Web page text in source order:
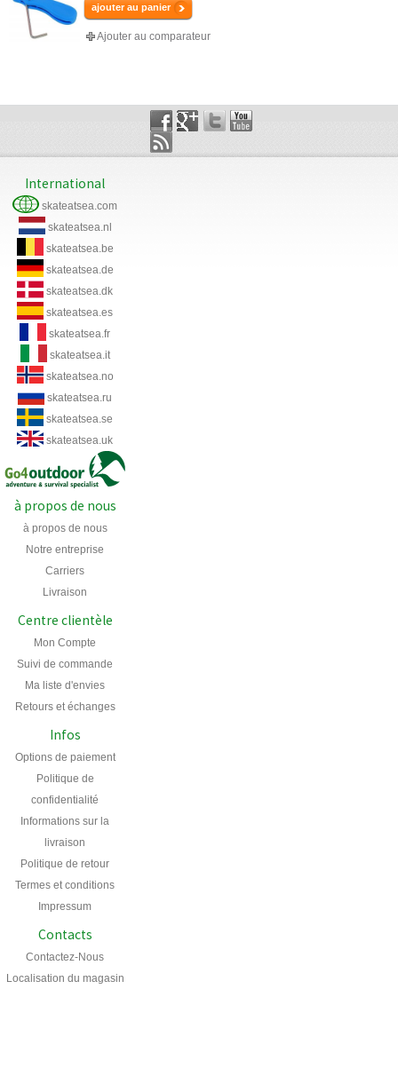
ajouter au panier
Ajouter au comparateur
International
skateatsea.com
skateatsea.nl
skateatsea.be
skateatsea.de
skateatsea.dk
skateatsea.es
skateatsea.fr
skateatsea.it
skateatsea.no
skateatsea.ru
skateatsea.se
skateatsea.uk
à propos de nous
à propos de nous
Notre entreprise
Carriers
Livraison
Centre clientèle
Mon Compte
Suivi de commande
Ma liste d'envies
Retours et échanges
Infos
Options de paiement
Politique de
confidentialité
Informations sur la
livraison
Politique de retour
Termes et conditions
Impressum
Contacts
Contactez-Nous
Localisation du magasin